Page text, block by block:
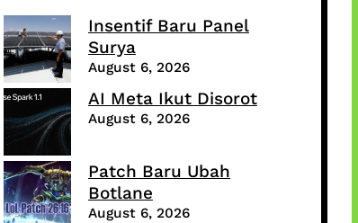
Insentif Baru Panel
Surya
August 6, 2026
AI Meta Ikut Disorot
August 6, 2026
Patch Baru Ubah
Botlane
August 6, 2026